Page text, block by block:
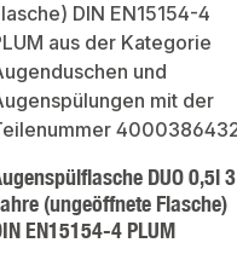
DUO 0,5l 3
(ungeöffnete Flasche)
EN15154-4 PLUM